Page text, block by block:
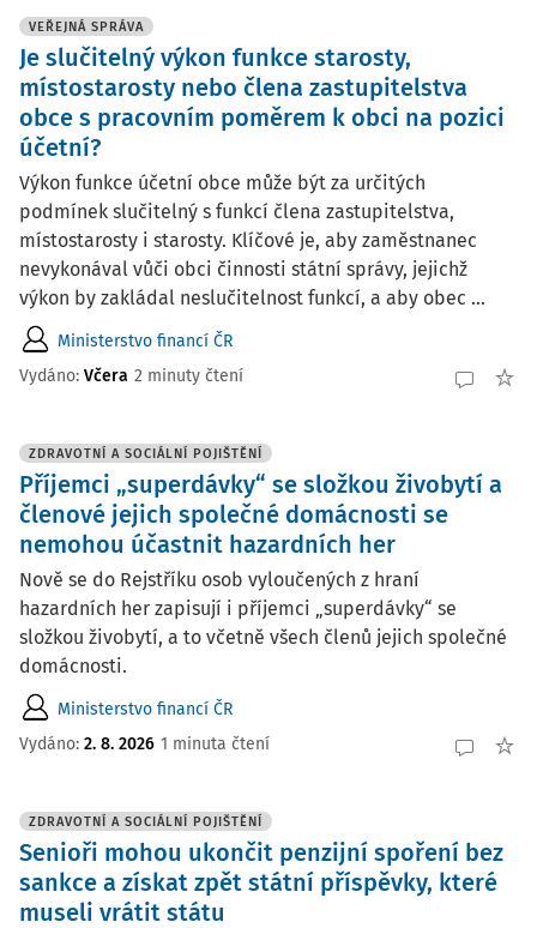
VEŘEJNÁ SPRÁVA
Je slučitelný výkon funkce starosty,
místostarosty nebo člena zastupitelstva
obce s pracovním poměrem k obci na pozici
účetní?
Výkon funkce účetní obce může být za určitých
podmínek slučitelný s funkcí člena zastupitelstva,
místostarosty i starosty. Klíčové je, aby zaměstnanec
nevykonával vůči obci činnosti státní správy, jejichž
výkon by zakládal neslučitelnost funkcí, a aby obec ...
Ministerstvo financí ČR
Vydáno: Včera 2 minuty čtení
ZDRAVOTNÍ A SOCIÁLNÍ POJIŠTĚNÍ
Příjemci „superdávky“ se složkou živobytí a
členové jejich společné domácnosti se
nemohou účastnit hazardních her
Nově se do Rejstříku osob vyloučených z hraní
hazardních her zapisují i příjemci „superdávky“ se
složkou živobytí, a to včetně všech členů jejich společné
domácnosti.
Ministerstvo financí ČR
Vydáno: 2. 8. 2026 1 minuta čtení
ZDRAVOTNÍ A SOCIÁLNÍ POJIŠTĚNÍ
Senioři mohou ukončit penzijní spoření bez
sankce a získat zpět státní příspěvky, které
museli vrátit státu